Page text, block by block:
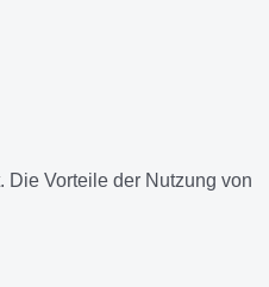
Vorteile der Nutzung von